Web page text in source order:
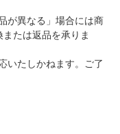
が異なる」場合には商
たは返品を承りま
いたしかねます。ご了